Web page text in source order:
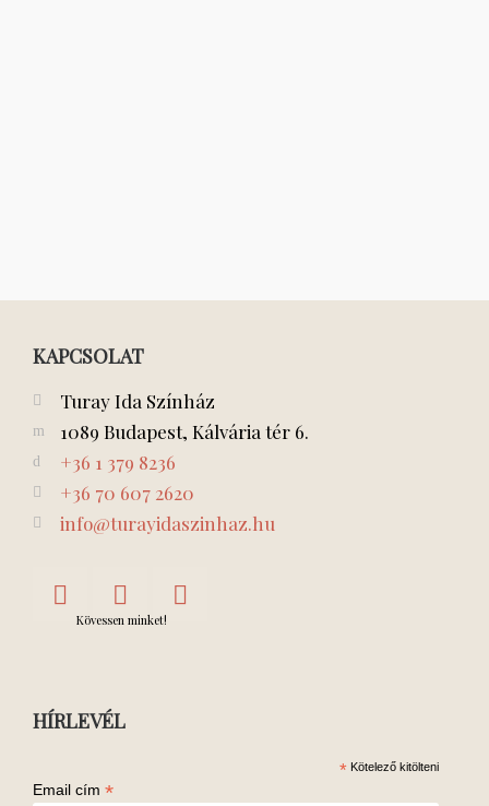
KAPCSOLAT
Turay Ida Színház
1089 Budapest, Kálvária tér 6.
+36 1 379 8236
+36 70 607 2620
info@turayidaszinhaz.hu
Kövessen minket!
HÍRLEVÉL
* Kötelező kitölteni
Email cím *